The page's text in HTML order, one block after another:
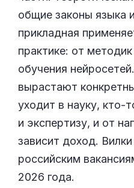
общие законы языка
прикладная
практике: от
обучения
вырастают
уходит в науку, кто-
и экспертизу, и от
зависит доход.
российским
2026 года.